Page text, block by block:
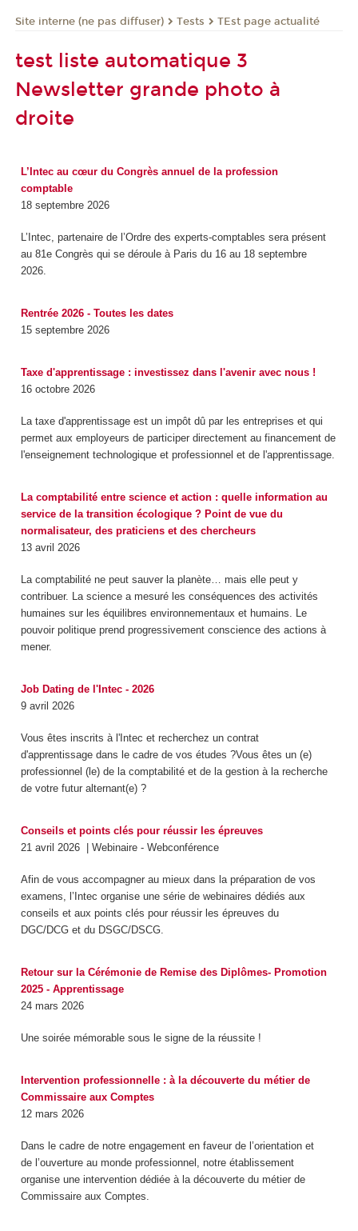
Site interne (ne pas diffuser) Tests TEst page actualité
test liste automatique 3
Newsletter grande photo à
droite
L’Intec au cœur du Congrès annuel de la profession
comptable
18 septembre 2026
L’Intec, partenaire de l’Ordre des experts-comptables sera présent
au 81e Congrès qui se déroule à Paris du 16 au 18 septembre
2026.
Rentrée 2026 - Toutes les dates
15 septembre 2026
Taxe d'apprentissage : investissez dans l'avenir avec nous !
16 octobre 2026
La taxe d'apprentissage est un impôt dû par les entreprises et qui
permet aux employeurs de participer directement au financement de
l'enseignement technologique et professionnel et de l'apprentissage.
La comptabilité entre science et action : quelle information au
service de la transition écologique ? Point de vue du
normalisateur, des praticiens et des chercheurs
13 avril 2026
La comptabilité ne peut sauver la planète… mais elle peut y
contribuer. La science a mesuré les conséquences des activités
humaines sur les équilibres environnementaux et humains. Le
pouvoir politique prend progressivement conscience des actions à
mener.
Job Dating de l'Intec - 2026
9 avril 2026
Vous êtes inscrits à l'Intec et recherchez un contrat
d'apprentissagedans le cadre de vos études ?Vous êtes un (e)
professionnel (le) de la comptabilité et de la gestion à la recherche
de votre futur alternant(e) ?
Conseils et points clés pour réussir les épreuves
21 avril 2026
| Webinaire - Webconférence
Afin de vous accompagner au mieux dans la préparation de vos
examens, l’Intec organise une série de webinaires dédiés aux
conseils et aux points clés pour réussir les épreuves du
DGC/DCG et du DSGC/DSCG.
Retour sur la Cérémonie de Remise des Diplômes- Promotion
2025 - Apprentissage
24 mars 2026
Une soirée mémorable sous le signe de la réussite !
Intervention professionnelle : à la découverte du métier de
Commissaire aux Comptes
12 mars 2026
Dans le cadre de notre engagement en faveur de l’orientation et
de l’ouverture au monde professionnel, notre établissement
organise une intervention dédiée à la découverte du métier de
Commissaire aux Comptes.